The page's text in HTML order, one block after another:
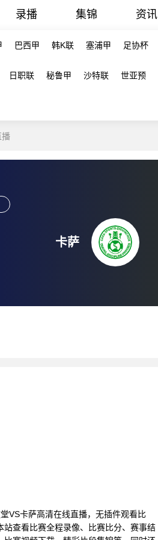
录播 集锦 资讯
巴西甲 韩K联 塞浦甲 足协杯
日职联 秘鲁甲 沙特联 世亚预
播
卡萨
VS卡萨高清在线直播，无插件观看比
查看比赛全程录像、比赛比分、赛事结